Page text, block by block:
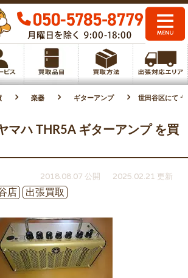
楽器 ギターアンプ 世田谷区にて
マハ THR5A ギターアンプ を買
2018.08.07 公開
2025.02.21 更新
店 出張買取